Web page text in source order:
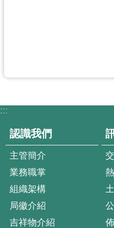
:::
認識我們
主管簡介
業務職掌
組織架構
局徽介紹
吉祥物介紹